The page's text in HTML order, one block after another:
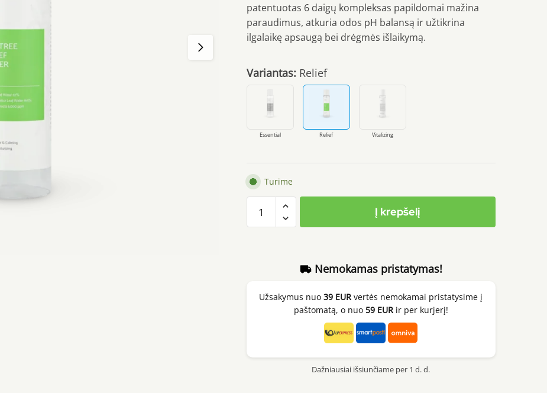
patentuotas 6 daigų kompleksas papildomai mažina
paraudimus, atkuria odos pH balansą ir užtikrina
ilgalaikę apsaugą bei drėgmės išlaikymą.
Variantas: Relief
Essential Relief Vitalizing
Turime
produkto
Relief
Į krepšelį
Nemokamas pristatymas!
Užsakymus nuo39 EUR vertės nemokamai pristatysime į
paštomatą, o nuo 59 EURir per kurjerį!
Dažniausiai išsiunčiame per 1 d. d.